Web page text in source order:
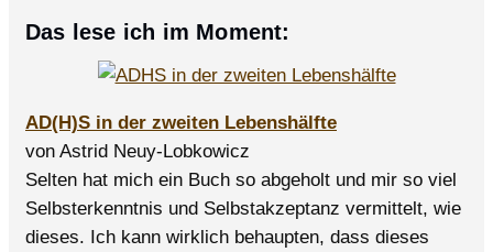
Das lese ich im Moment:
AD(H)S in der zweiten Lebenshälfte
von Astrid Neuy-Lobkowicz
Selten hat mich ein Buch so abgeholt und mir so viel
Selbsterkenntnis und Selbstakzeptanz vermittelt, wie
dieses. Ich kann wirklich behaupten, dass dieses